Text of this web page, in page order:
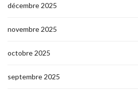
décembre 2025
novembre 2025
octobre 2025
septembre 2025